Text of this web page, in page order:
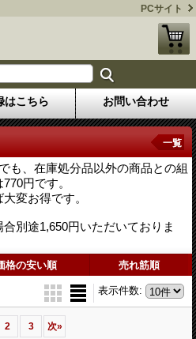
PCサイト
はこちら お問い合わせ
も、在庫処分品以外の商品との組
円です。
変お得です。
別途1,650円いただいておりま
一覧
格の安い順 売れ筋順
表示件数:
2 3 次»